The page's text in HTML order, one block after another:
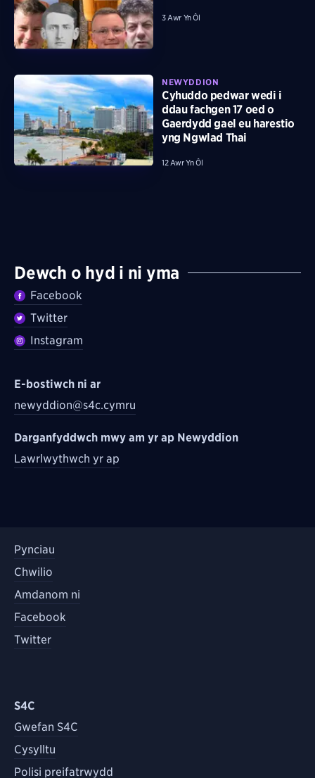
3 Awr Yn Ôl
NEWYDDION
Cyhuddo pedwar wedi i
ddau fachgen 17 oed o
Gaerdydd gael eu harestio
yng Ngwlad Thai
12 Awr Yn Ôl
Dewch o hyd i ni yma
Facebook
Twitter
Instagram
E-bostiwch ni ar
newyddion@s4c.cymru
Darganfyddwch mwy am yr ap Newyddion
Lawrlwythwch yr ap
Pynciau
Chwilio
Amdanom ni
Facebook
Twitter
S4C
Gwefan S4C
Cysylltu
Polisi preifatrwydd